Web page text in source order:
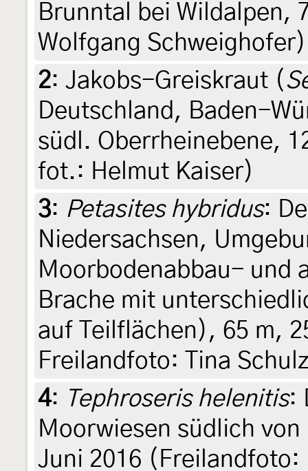
Brunntal bei Wildalpen,
Wolfgang Schweighofer)
2: Jakobs-Greiskraut (
Deutschland, Baden-
südl. Oberrheinebene,
fot.: Helmut Kaiser)
3: Petasites hybridus:
Niedersachsen,
Moorbodenabbau- und
Brache mit
auf Teilflächen), 65 m,
Freilandfoto: Tina
4: Tephroseris helenitis:
Moorwiesen südlich
Juni 2016 (Freilandfoto: